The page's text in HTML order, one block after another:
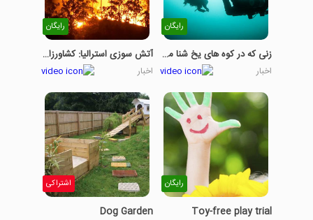
رایگان
زنی که در کوه های یخ شنا می کند
اخبار
رایگان
آتش سوزی استرالیا: کشاورزان با ضرر مواجه هستند
اخبار
رایگان
Toy-free play trial
اشتراکی
Dog Garden